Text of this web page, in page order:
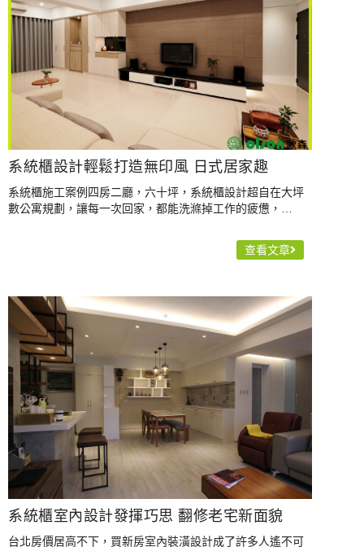
系統櫃設計輕鬆打造無印風 日式居家趣
系統櫃施工案例四房二廳，六十坪，系統櫃設計超自在大坪
數公寓規劃，讓每一次回家，都能洗滌掉工作的疲憊，…
查看文章
系統櫃室內設計發揮巧思 翻修老宅新面貌
台北房價居高不下，買新房室內裝潢設計成了許多人遙不可